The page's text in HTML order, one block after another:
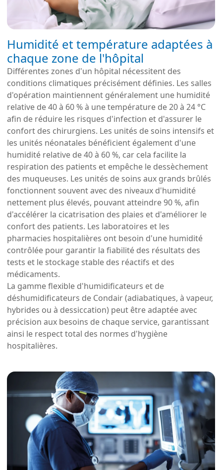
Humidité et température adaptées à
chaque zone de l'hôpital
Différentes zones d'un hôpital nécessitent des
conditions climatiques précisément définies. Les salles
d'opération maintiennent généralement une humidité
relative de 40 à 60 % à une température de 20 à 24 °C
afin de réduire les risques d'infection et d'assurer le
confort des chirurgiens. Les unités de soins intensifs et
les unités néonatales bénéficient également d'une
humidité relative de 40 à 60 %, car cela facilite la
respiration des patients et empêche le dessèchement
des muqueuses. Les unités de soins aux grands brûlés
fonctionnent souvent avec des niveaux d'humidité
nettement plus élevés, pouvant atteindre 90 %, afin
d'accélérer la cicatrisation des plaies et d'améliorer le
confort des patients. Les laboratoires et les
pharmacies hospitalières ont besoin d'une humidité
contrôlée pour garantir la fiabilité des résultats des
tests et le stockage stable des réactifs et des
médicaments.
La gamme flexible d'humidificateurs et de
déshumidificateurs de Condair (adiabatiques, à vapeur,
hybrides ou à dessiccation) peut être adaptée avec
précision aux besoins de chaque service, garantissant
ainsi le respect total des normes d'hygiène
hospitalières.